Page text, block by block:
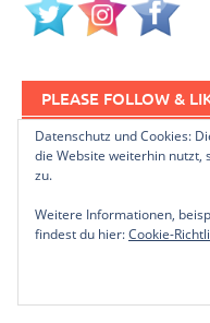
PLEASE FOLLOW &
NEWSLETTER
Datenschutz und Cookies:
die Website weiterhin nutzt,
zu.
Weitere Informationen,
findest du hier:Cookie-